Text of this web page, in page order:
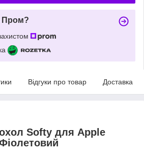
Пром?
Відгуки про товар Доставка
Softy для Apple